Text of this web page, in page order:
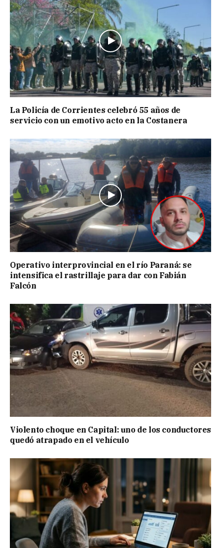
La Policía de Corrientes celebró 55 años de
servicio con un emotivo acto en la Costanera
Operativo interprovincial en el río Paraná: se
intensifica el rastrillaje para dar con Fabián
Falcón
Violento choque en Capital: uno de los conductores
quedó atrapado en el vehículo